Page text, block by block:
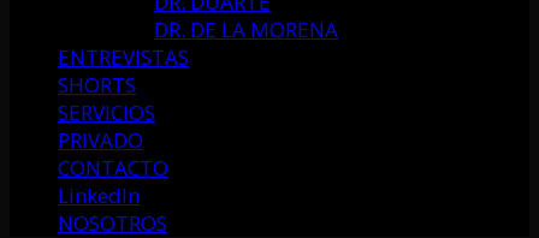
DR. DE LA MORENA
ENTREVISTAS
SHORTS
SERVICIOS
PRIVADO
CONTACTO
LinkedIn
NOSOTROS